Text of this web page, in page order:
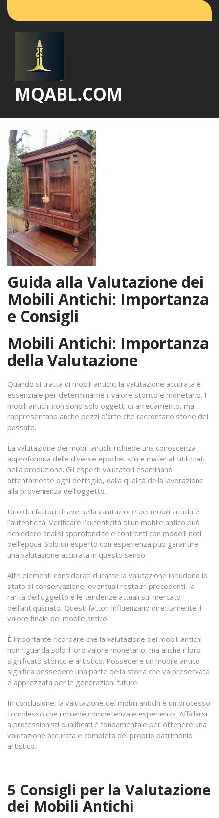
MQABL.COM
Guida alla Valutazione dei
Mobili Antichi: Importanza
e Consigli
Mobili Antichi: Importanza
della Valutazione
Quando si tratta di mobili antichi, la valutazione accurata è
essenziale per determinarne il valore storico e monetario. I
mobili antichi non sono solo oggetti di arredamento, ma
rappresentano anche pezzi d’arte che raccontano storie del
passato.
La valutazione dei mobili antichi richiede una conoscenza
approfondita delle diverse epoche, stili e materiali utilizzati
nella produzione. Gli esperti valutatori esaminano
attentamente ogni dettaglio, dalla qualità della lavorazione
alla provenienza dell’oggetto.
Uno dei fattori chiave nella valutazione dei mobili antichi è
l’autenticità. Verificare l’autenticità di un mobile antico può
richiedere analisi approfondite e confronti con modelli noti
dell’epoca. Solo un esperto con esperienza può garantire
una valutazione accurata in questo senso.
Altri elementi considerati durante la valutazione includono lo
stato di conservazione, eventuali restauri precedenti, la
rarità dell’oggetto e le tendenze attuali sul mercato
dell’antiquariato. Questi fattori influenzano direttamente il
valore finale del mobile antico.
È importante ricordare che la valutazione dei mobili antichi
non riguarda solo il loro valore monetario, ma anche il loro
significato storico e artistico. Possedere un mobile antico
significa possedere una parte della storia che va preservata
e apprezzata per le generazioni future.
In conclusione, la valutazione dei mobili antichi è un processo
complesso che richiede competenza e esperienza. Affidarsi
a professionisti qualificati è fondamentale per ottenere una
valutazione accurata e completa del proprio patrimonio
artistico.
5 Consigli per la Valutazione
dei Mobili Antichi